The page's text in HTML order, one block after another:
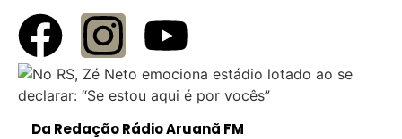
Da Redação Rádio Aruanã FM